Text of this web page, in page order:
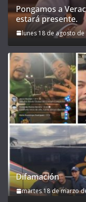
Pongamos a
estará presente.
lunes 18 de agosto de
Difamación
martes 18 de marzo